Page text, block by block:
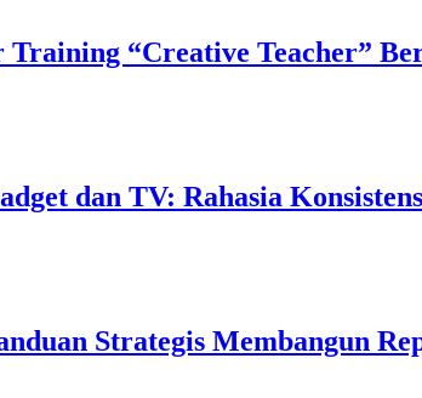
“Creative Teacher”
dan TV: Rahasia
Strategis Membangun